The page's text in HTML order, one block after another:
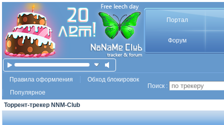
Портал
Форум
Правила оформления
Обход блокировок
Популярное
Поиск :
Торрент-трекер NNM-Club